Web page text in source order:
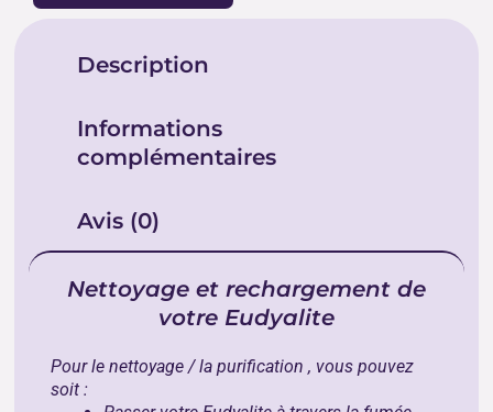
Description
Informations
complémentaires
Avis (0)
Nettoyage et rechargement de
votre Eudyalite
Pour le nettoyage / la purification , vous pouvez
soit :